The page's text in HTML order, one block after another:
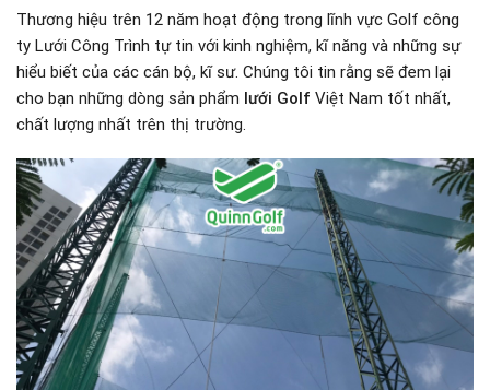
Thương hiệu trên 12 năm hoạt động trong lĩnh vực Golf công
ty Lưới Công Trình tự tin với kinh nghiệm, kĩ năng và những sự
hiểu biết của các cán bộ, kĩ sư. Chúng tôi tin rằng sẽ đem lại
cho bạn những dòng sản phẩm lưới Golf Việt Nam tốt nhất,
chất lượng nhất trên thị trường.